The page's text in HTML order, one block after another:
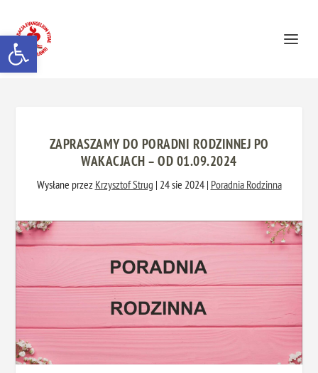
Otwórz pasek narzędzi
ZAPRASZAMY DO PORADNI RODZINNEJ PO
WAKACJACH – OD 01.09.2024
Wysłane przez Krzysztof Strug | 24 sie 2024| Poradnia Rodzinna